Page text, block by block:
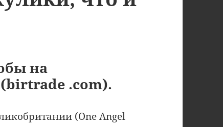
на
.com).
(One Angel